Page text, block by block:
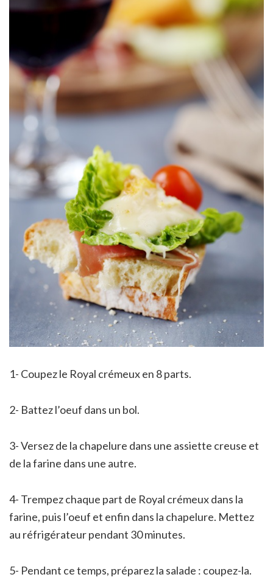
1- Coupez le Royal crémeux en 8 parts.
2- Battez l’oeuf dans un bol.
3- Versez de la chapelure dans une assiette creuse et
de la farine dans une autre.
4- Trempez chaque part de Royal crémeux dans la
farine, puis l’oeuf et enfin dans la chapelure. Mettez
au réfrigérateur pendant 30 minutes.
5- Pendant ce temps, préparez la salade : coupez-la.